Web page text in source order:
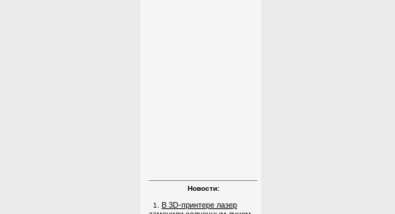
Новости:
1. В 3D-принтере лазер